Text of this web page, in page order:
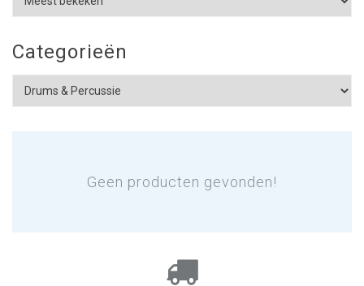
Categorieën
Geen producten gevonden!